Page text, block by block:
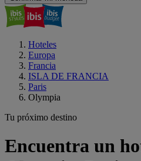
Hoteles
Europa
Francia
ISLA DE FRANCIA
Paris
Olympia
Tu próximo destino
Encuentra un